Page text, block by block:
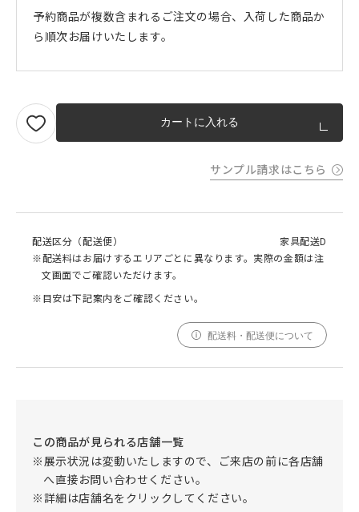
予約商品が複数含まれるご注文の場合、入荷した商品か
ら順次お届けいたします。
カートに入れる
サンプル請求はこちら
配送区分（配送便）
家具配送D
※配送料はお届けするエリアごとに異なります。実際の金額は注
文画面でご確認いただけます。
※目安は下記案内をご確認ください。
配送料・配送便について
この商品が見られる店舗一覧
※展示状況は変動いたしますので、ご来店の前に各店舗
へ直接お問い合わせください。
※詳細は店舗名をクリックしてください。